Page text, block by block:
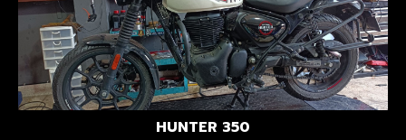
HUNTER 350